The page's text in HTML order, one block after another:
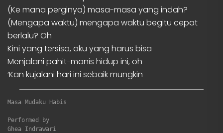
(Ke mana perginya) masa-masa yang indah?
(Mengapa waktu) mengapa waktu begitu cepat
berlalu? Oh
Kini yang tersisa, aku yang harus bisa
Menjalani pahit-manis hidup ini, oh
‘Kan kujalani hari ini sebaik mungkin
Masa Mudaku Habis
Performed by
Ghea Indrawari